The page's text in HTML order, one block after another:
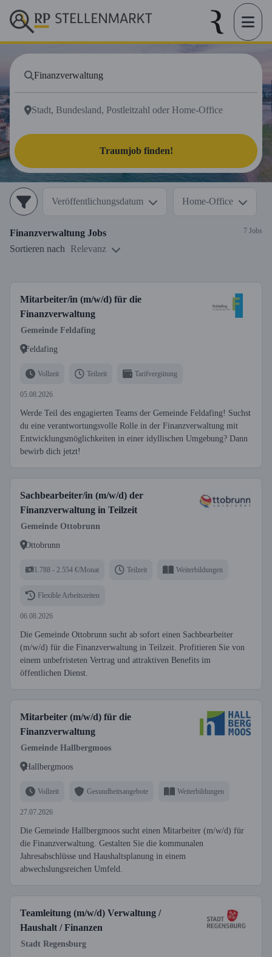
Traumjob finden!
Veröffentlichungsdatum Home-Office
Finanzverwaltung Jobs 7 Jobs
Sortieren nach Relevanz
Mitarbeiter/in (m/w/d) für die
Finanzverwaltung
Gemeinde Feldafing
Feldafing
Vollzeit Teilzeit Tarifvergütung
05.08.2026
Werde Teil des engagierten Teams der Gemeinde Feldafing! Suchst
du eine verantwortungsvolle Rolle in der Finanzverwaltung mit
Entwicklungsmöglichkeiten in einer idyllischen Umgebung? Dann
bewirb dich jetzt!
Sachbearbeiter/in (m/w/d) der
Finanzverwaltung in Teilzeit
Gemeinde Ottobrunn
Ottobrunn
1.788 - 2.554 €/Monat Teilzeit Weiterbildungen
Flexible Arbeitszeiten
06.08.2026
Die Gemeinde Ottobrunn sucht ab sofort einen Sachbearbeiter
(m/w/d) für die Finanzverwaltung in Teilzeit. Profitieren Sie von
einem unbefristeten Vertrag und attraktiven Benefits im
öffentlichen Dienst.
Mitarbeiter (m/w/d) für die
Finanzverwaltung
Gemeinde Hallbergmoos
Hallbergmoos
Vollzeit Gesundheitsangebote Weiterbildungen
27.07.2026
Die Gemeinde Hallbergmoos sucht einen Mitarbeiter (m/w/d) für
die Finanzverwaltung. Gestalten Sie die kommunalen
Jahresabschlüsse und Haushaltsplanung in einem
abwechslungsreichen Umfeld.
Teamleitung (m/w/d) Verwaltung /
Haushalt / Finanzen
Stadt Regensburg